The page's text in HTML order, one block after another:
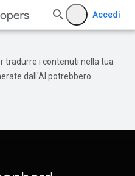
Accedi
tradurre i contenuti nella tua
dall'AI potrebbero